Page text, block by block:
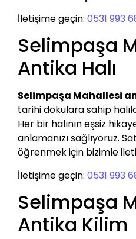
İletişime geçin: 0531 993
Selimpaşa
Antika Halı
Selimpaşa Mahallesi
tarihi dokulara sahip
Her bir halının eşsiz
anlamanızı sağlıyoruz.
öğrenmek için bizimle
İletişime geçin: 0531 993
Selimpaşa
Antika Kilim